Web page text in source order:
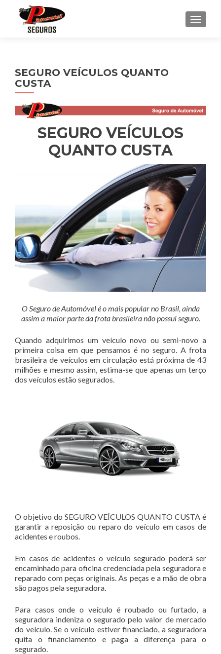
SEGURO VEÍCULOS QUANTO
CUSTA
SEGURO VEÍCULOS
QUANTO CUSTA
O Seguro de Automóvel é o mais popular no Brasil, ainda
assim a maior parte da frota brasileira não possui seguro.
Quando adquirimos um veículo novo ou semi-novo a
primeira coisa em que pensamos é no seguro. A frota
brasileira de veículos em circulação está próxima de 43
milhões e mesmo assim, estima-se que apenas um terço
dos veículos estão segurados.
O objetivo do SEGURO VEÍCULOS QUANTO CUSTA é
garantir a reposição ou reparo do veículo em casos de
acidentes e roubos.
Em casos de acidentes o veículo segurado poderá ser
encaminhado para oficina credenciada pela seguradora e
reparado com peças originais. As peças e a mão de obra
são pagos pela seguradora.
Para casos onde o veículo é roubado ou furtado, a
seguradora indeniza o segurado pelo valor de mercado
do veículo. Se o veículo estiver financiado, a seguradora
quita o financiamento e paga a diferença para o
segurado.